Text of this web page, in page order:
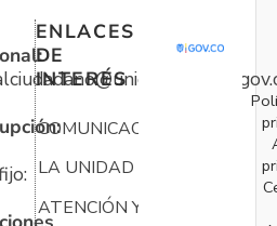
ENLACES
DE
INTERÉS
COMUNICACIONES
LA UNIDAD
ATENCIÓN Y